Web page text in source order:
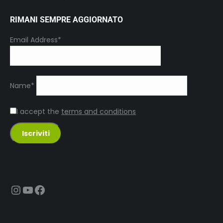
RIMANI SEMPRE AGGIORNATO
Email Address*
Name*
I accept the terms and conditions
Instagram
YouTube
Facebook